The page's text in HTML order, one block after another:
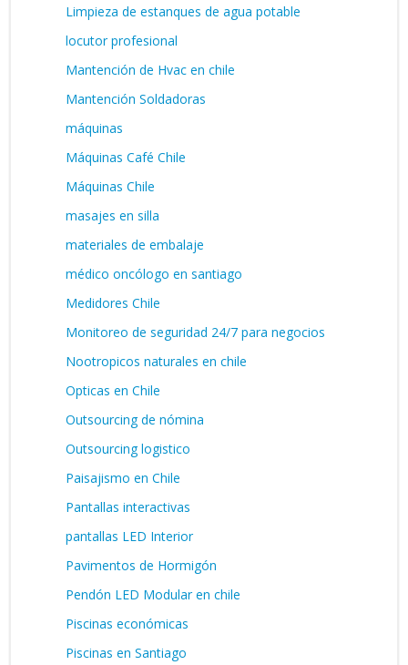
Limpieza de estanques de agua potable
locutor profesional
Mantención de Hvac en chile
Mantención Soldadoras
máquinas
Máquinas Café Chile
Máquinas Chile
masajes en silla
materiales de embalaje
médico oncólogo en santiago
Medidores Chile
Monitoreo de seguridad 24/7 para negocios
Nootropicos naturales en chile
Opticas en Chile
Outsourcing de nómina
Outsourcing logistico
Paisajismo en Chile
Pantallas interactivas
pantallas LED Interior
Pavimentos de Hormigón
Pendón LED Modular en chile
Piscinas económicas
Piscinas en Santiago